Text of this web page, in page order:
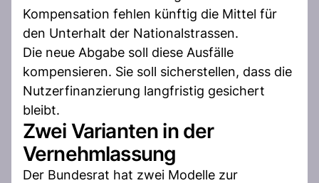
Kompensation fehlen künftig die Mittel für
den Unterhalt der Nationalstrassen.
Die neue Abgabe soll diese Ausfälle
kompensieren. Sie soll sicherstellen, dass die
Nutzerfinanzierung langfristig gesichert
bleibt.
Zwei Varianten in der
Vernehmlassung
Der Bundesrat hat zwei Modelle zur